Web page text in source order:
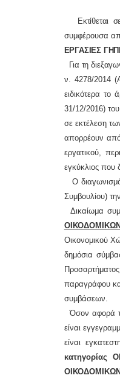
Εκτίθεται
συμφέρουσα
ΕΡΓΑΣΙΕΣ
Για τη
ν. 4278/2014
ειδικότερα το
31/12/2016)
σε εκτέλεση
απορρέουν
εργατικού,
εγκύκλιος που
Ο
Συμβουλίου) την
Δικαίωμα
ΟΙΚΟΔΟΜΙΚΩΝ
Οικονομικού
δημόσια
παραγράφου
συμβάσεων.
Όσον αφορά
είναι
είναι
κατηγορίας